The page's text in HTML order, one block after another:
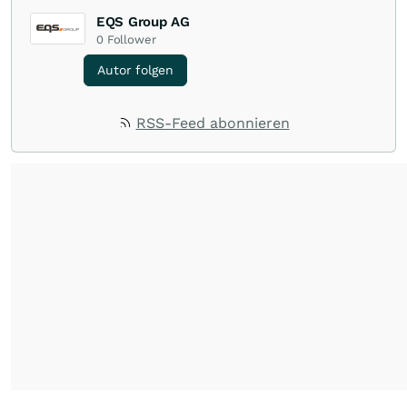
EQS Group AG
0 Follower
Autor folgen
RSS-Feed abonnieren